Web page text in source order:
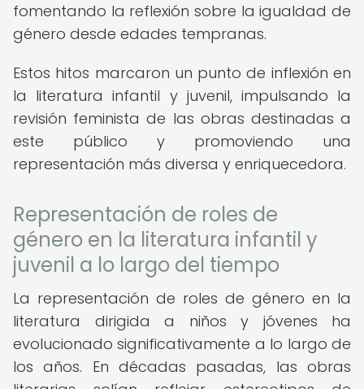
fomentando la reflexión sobre la igualdad de
género desde edades tempranas.
Estos hitos marcaron un punto de inflexión en
la literatura infantil y juvenil, impulsando la
revisión feminista de las obras destinadas a
este público y promoviendo una
representación más diversa y enriquecedora.
Representación de roles de
género en la literatura infantil y
juvenil a lo largo del tiempo
La representación de roles de género en la
literatura dirigida a niños y jóvenes ha
evolucionado significativamente a lo largo de
los años. En décadas pasadas, las obras